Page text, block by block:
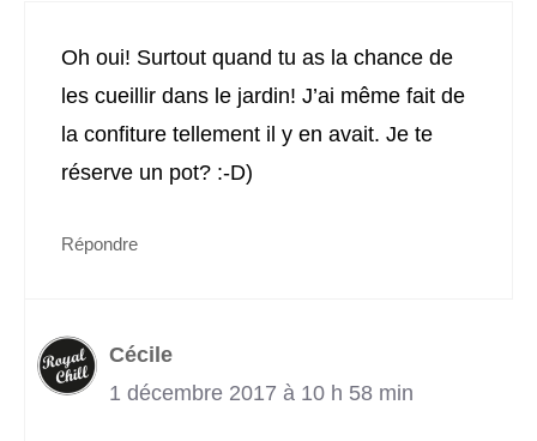
Oh oui! Surtout quand tu as la chance de
les cueillir dans le jardin! J’ai même fait de
la confiture tellement il y en avait. Je te
réserve un pot? :-D)
Répondre
Cécile
1 décembre 2017 à 10 h 58 min